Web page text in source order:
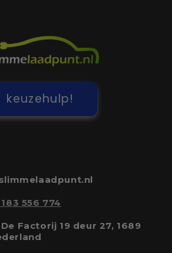
keuzehulp!
183 556 774
Factorij 19 deur 27, 1689